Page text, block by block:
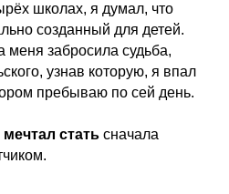
школах, я думал, что
созданный для детей.
меня забросила судьба,
узнав которую, я впал
пребываю по сей день.
стать сначала